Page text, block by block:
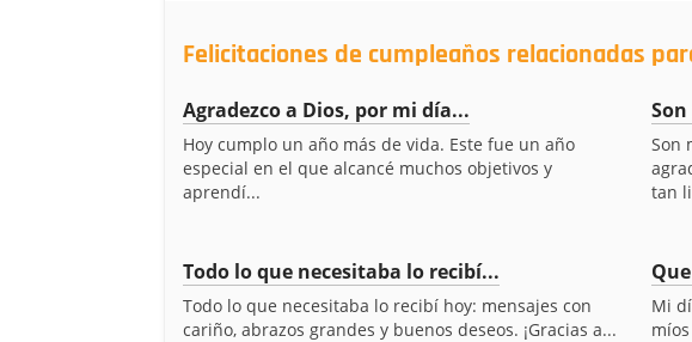
Felicitaciones de cumpleaños relacionadas
Agradezco a Dios, por mi día...
Hoy cumplo un año más de vida. Este fue un año
especial en el que alcancé muchos objetivos y
aprendí...
Son
tan
Todo lo que necesitaba lo recibí...
Todo lo que necesitaba lo recibí hoy: mensajes con
cariño, abrazos grandes y buenos deseos. ¡Gracias a...
Mi